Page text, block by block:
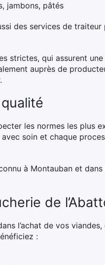
jambons, pâtés
des services de
strictes, qui assurent
auprès de
les normes les plus
soin et chaque
à Montauban et dans
de
l’achat de vos
: